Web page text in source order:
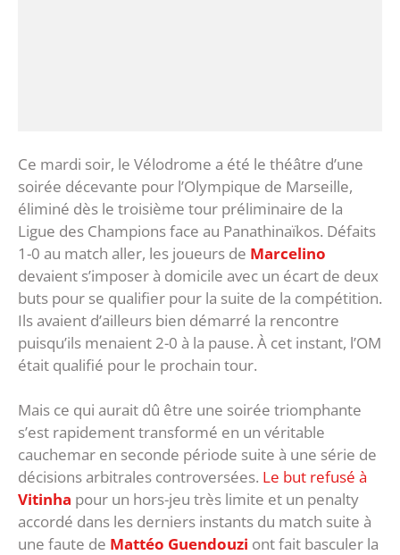
Ce mardi soir, le Vélodrome a été le théâtre d’une
soirée décevante pour l’Olympique de Marseille,
éliminé dès le troisième tour préliminaire de la
Ligue des Champions face au Panathinaïkos. Défaits
1-0 au match aller, les joueurs de Marcelino
devaient s’imposer à domicile avec un écart de deux
buts pour se qualifier pour la suite de la compétition.
Ils avaient d’ailleurs bien démarré la rencontre
puisqu’ils menaient 2-0 à la pause. À cet instant, l’OM
était qualifié pour le prochain tour.
Mais ce qui aurait dû être une soirée triomphante
s’est rapidement transformé en un véritable
cauchemar en seconde période suite à une série de
décisions arbitrales controversées. Le but refusé à
Vitinha pour un hors-jeu très limite et un penalty
accordé dans les derniers instants du match suite à
une faute de Mattéo Guendouzi ont fait basculer la